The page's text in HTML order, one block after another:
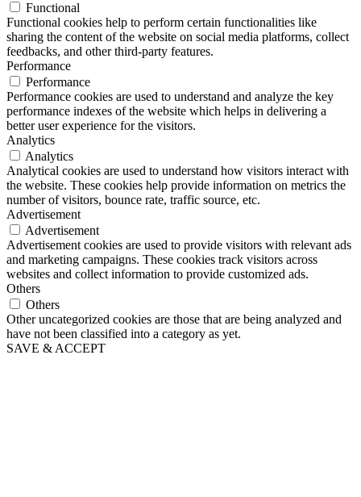
Functional
Functional cookies help to perform certain functionalities like
sharing the content of the website on social media platforms, collect
feedbacks, and other third-party features.
Performance
Performance
Performance cookies are used to understand and analyze the key
performance indexes of the website which helps in delivering a
better user experience for the visitors.
Analytics
Analytics
Analytical cookies are used to understand how visitors interact with
the website. These cookies help provide information on metrics the
number of visitors, bounce rate, traffic source, etc.
Advertisement
Advertisement
Advertisement cookies are used to provide visitors with relevant ads
and marketing campaigns. These cookies track visitors across
websites and collect information to provide customized ads.
Others
Others
Other uncategorized cookies are those that are being analyzed and
have not been classified into a category as yet.
SAVE & ACCEPT